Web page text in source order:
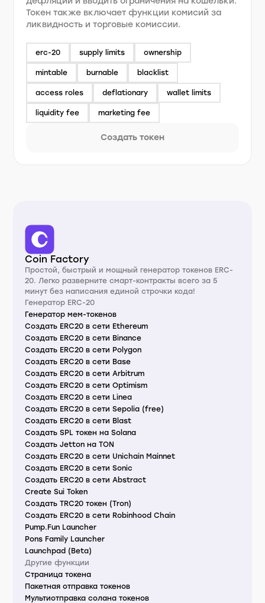
Токен также включает функции комисий за
ликвидность и торговые комисcии.
erc-20 supply limits ownership
mintable burnable blacklist
access roles deflationary wallet limits
liquidity fee marketing fee
Создать токен
Coin Factory
Простой, быстрый и мощный генератор токенов ERC-
20. Легко разверните смарт-контракты всего за 5
минут без написания единой строчки кода!
Генератор ERC-20
Генератор мем-токенов
Создать ERC20 в сети Ethereum
Создать ERC20 в сети Binance
Создать ERC20 в сети Polygon
Создать ERC20 в сети Base
Создать ERC20 в сети Arbitrum
Создать ERC20 в сети Optimism
Создать ERC20 в сети Linea
Создать ERC20 в сети Sepolia (free)
Создать ERC20 в сети Blast
Создать SPL токен на Solana
Создать Jetton на TON
Создать ERC20 в сети Unichain Mainnet
Создать ERC20 в сети Sonic
Создать ERC20 в сети Abstract
Create Sui Token
Создать TRC20 токен (Tron)
Создать ERC20 в сети Robinhood Chain
Pump.Fun Launcher
Pons Family Launcher
Launchpad (Beta)
Другие функции
Страница токена
Пакетная отправка токенов
Мультиотправка солана токенов